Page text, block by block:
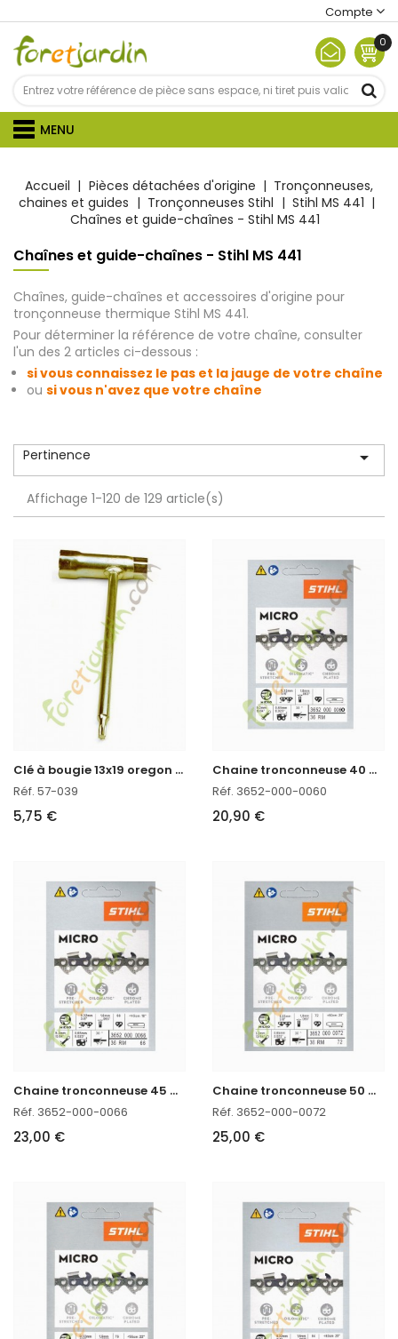
Compte
0
MENU
Accueil Pièces détachées d'origine
Tronçonneuses,
chaines et guides
Tronçonneuses Stihl
Stihl MS 441
Chaînes et guide-chaînes - Stihl MS 441
Chaînes et guide-chaînes - Stihl MS 441
Chaînes, guide-chaînes et accessoires d'origine pour
tronçonneuse thermique Stihl MS 441.
Pour déterminer la référence de votre chaîne, consulter
l'un des 2 articles ci-dessous :
si vous connaissez le pas et la jauge de votre chaîne
ou si vous n'avez que votre chaîne
Pertinence 
Affichage 1-120 de 129 article(s)
C
lé à bougie 13x19 oregon réf : 57-039 en stock
Réf. 57-039
5,75 €
C
haine tronconneuse 40 CM Stihl 3652-000-0060
Réf. 3652-000-0060
20,90 €
C
haine tronconneuse 45 CM Stihl 3652-000-0066
Réf. 3652-000-0066
23,00 €
C
haine tronconneuse 50 CM Stihl 3652-000-0072
Réf. 3652-000-0072
25,00 €